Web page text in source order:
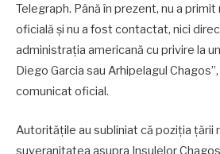
Telegraph. Până în prezent, nu a
oficială și nu a fost contactat, nici
administrația americană cu privire la
Diego Garcia sau Arhipelagul
comunicat oficial.
Autoritățile au subliniat că poziția țării
suveranitatea asupra Insulelor